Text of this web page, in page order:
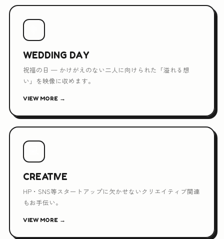
WEDDING DAY
祝福の日 — かけがえのない二人に向けられた「溢れる想
い」を映像に収めます。
VIEW MORE →
CREATIVE
HP・SNS等スタートアップに欠かせないクリエイティブ関連
もお手伝い。
VIEW MORE →